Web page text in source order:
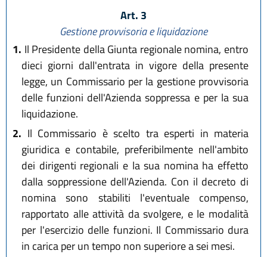
Art. 3
Gestione provvisoria e liquidazione
1. Il Presidente della Giunta regionale nomina, entro
dieci giorni dall'entrata in vigore della presente
legge, un Commissario per la gestione provvisoria
delle funzioni dell'Azienda soppressa e per la sua
liquidazione.
2. Il Commissario è scelto tra esperti in materia
giuridica e contabile, preferibilmente nell'ambito
dei dirigenti regionali e la sua nomina ha effetto
dalla soppressione dell'Azienda. Con il decreto di
nomina sono stabiliti l'eventuale compenso,
rapportato alle attività da svolgere, e le modalità
per l'esercizio delle funzioni. Il Commissario dura
in carica per un tempo non superiore a sei mesi.